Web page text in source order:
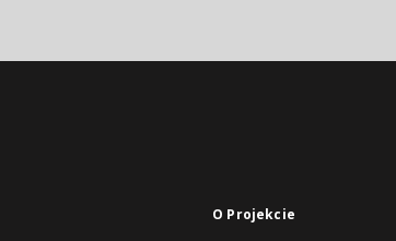
O Projekcie